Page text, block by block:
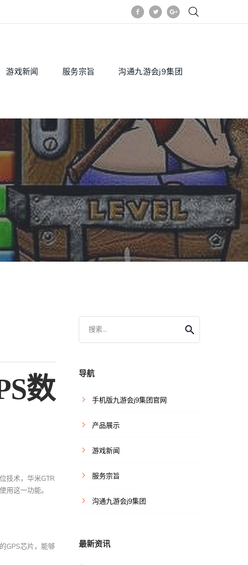
游戏新闻 服务宗旨 沟通九游会j9集团
数
技术，华米GTR
用这一功能。
GPS芯片，能够
搜索...
导航
手机版九游会j9集团官网
产品展示
游戏新闻
服务宗旨
沟通九游会j9集团
最新资讯